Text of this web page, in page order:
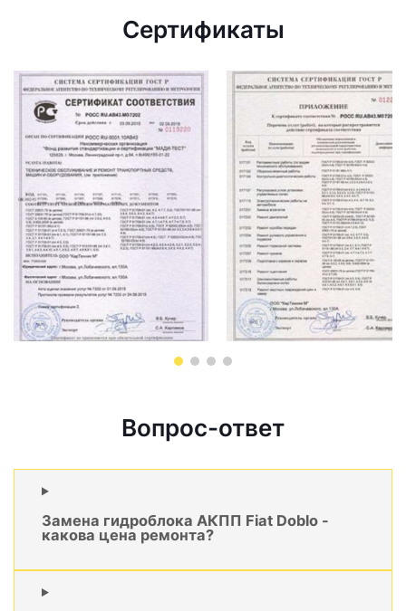
Сертификаты
Вопрос-ответ
Замена гидроблока АКПП Fiat Doblo -
какова цена ремонта?